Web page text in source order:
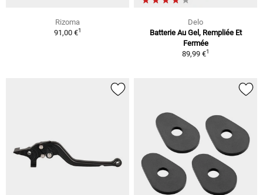
Rizoma
91,00 €1
Delo
Batterie Au Gel, Rempliée Et
Fermée
89,99 €1